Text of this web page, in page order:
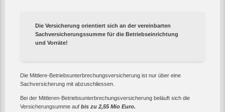
Die Versicherung orientiert sich an der vereinbarten
Sachversicherungssumme für die Betriebseinrichtung
und Vorräte!
Die Mittlere-Betriebsunterbrechungsversicherung ist nur über eine
Sachversicherung mit abzuschliessen.
Bei der Mittleren-Betriebsunterbrechungsversicherung beläuft sich die
Versicherungsumme auf bis zu 2,55 Mio Euro.